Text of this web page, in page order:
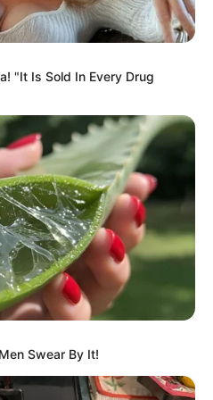
ΥΠΕΡΣΥΓΧΡΟΝΟ
ΡΩΣΙΚΗΣ
ΠΥΡΗΝΙΚΟ ΟΠΛΟ ΤΗΣ
ΚΑΙ ΕΙΝΑΙ ΜΙΑ ΤΟΡΠΙΛΗ ΣΕ
ΠΥΡΗΝΙΚΗ ΚΕΦΑΛΗ.
"It Is Sold In Every Drug
Swear By It!